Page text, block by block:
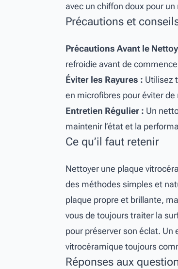
avec un chiffon doux pour
Précautions et
Précautions Avant le
refroidie avant de
Éviter les Rayures : Utilisez
en microfibres pour éviter
Entretien Régulier : Un
maintenir l’état et la
Ce qu’il faut retenir
Nettoyer une plaque
des méthodes simples et
plaque propre et brillante,
vous de toujours traiter la
pour préserver son éclat.
vitrocéramique toujours
Réponses aux